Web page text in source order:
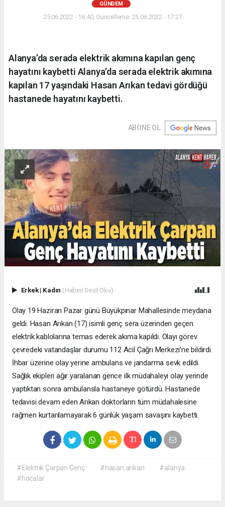
GÜNDEM
25.06.2022 - 16:40, Güncelleme: 25.06.2022 - 17:27
Alanya’da serada elektrik akımına kapılan genç
hayatını kaybetti Alanya’da serada elektrik akımına
kapılan 17 yaşındaki Hasan Arıkan tedavi gördüğü
hastanede hayatını kaybetti.
ABONE OL
Erkek| Kadın (Haberi Sesli Oku)
Olay 19 Haziran Pazar günü Büyükpınar Mahallesinde meydana
geldi. Hasan Arıkan (17) isimli genç sera üzerinden geçen
elektrik kablolarına temas ederek akıma kapıldı. Olayı görev
çevredeki vatandaşlar durumu 112 Acil Çağrı Merkezi’ne bildirdi.
İhbar üzerine olay yerine ambulans ve jandarma sevk edildi.
Sağlık ekipleri ağır yaralanan gence ilk müdahaleyi olay yerinde
yaptıktan sonra ambulansla hastaneye götürdü. Hastanede
tedavisi devam eden Arıkan doktorların tüm müdahalesine
rağmen kurtarılamayarak 6 günlük yaşam savaşını kaybetti.
#Elektrik Çarpan Genç #hasan arıkan
#alanya
#hocalar